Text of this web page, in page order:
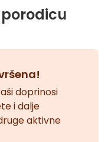
doprinosi
i dalje
aktivne